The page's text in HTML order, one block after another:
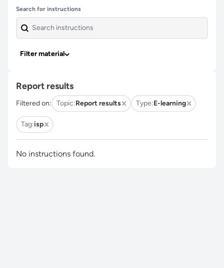
Skip past filters
Search for instructions
Filter material
Report results
Filtered on: Topic:Report results Type:E-learning
Tag:isp
No instructions found.